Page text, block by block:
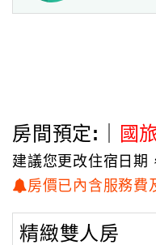
房間預定:｜ 國
建議您更改住宿日期
房價已內含服務費
精緻雙人房